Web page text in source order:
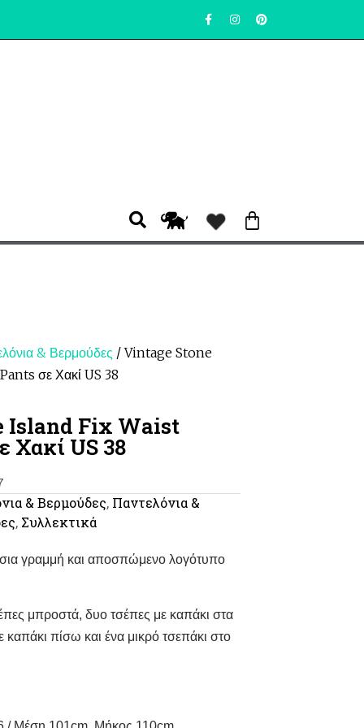
& Βερμούδες / Vintage Stone
σε Χακί US 38
Island Fix Waist
Χακί US 38
& Βερμούδες, Παντελόνια &
, Συλλεκτικά
γραμμή και αποσπώμενο λογότυπο
μπροστά, δυο τσέπες με καπάκι στα
καπάκι πίσω και ένα μικρό τσεπάκι στο